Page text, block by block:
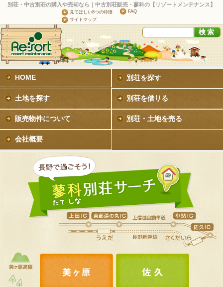
別荘・中古別荘の購入や売却なら｜中古別荘販売・蓼科の【リゾートメンテナンス】
見てほしい8つの特徴
FAQ
サイトマップ
HOME 別荘を探す
土地を探す 別荘を借りる
販売物件について 別荘・土地を売る
会社概要